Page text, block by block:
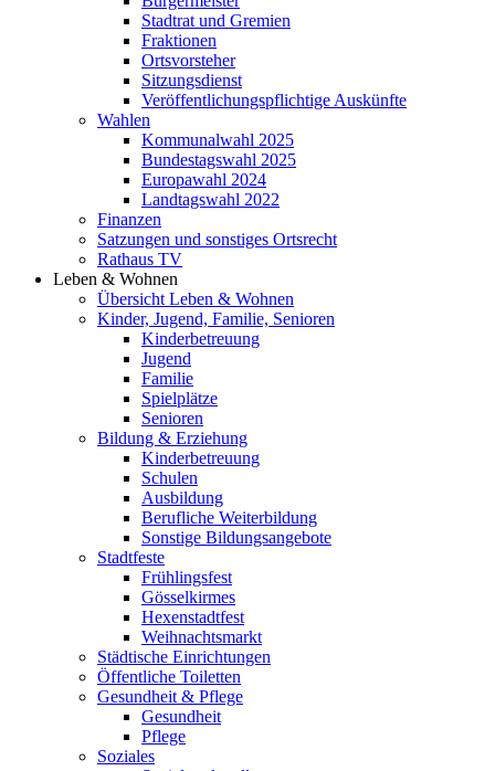
Stadtrat und Gremien
Fraktionen
Ortsvorsteher
Sitzungsdienst
Veröffentlichungspflichtige Auskünfte
Wahlen
Kommunalwahl 2025
Bundestagswahl 2025
Europawahl 2024
Landtagswahl 2022
Finanzen
Satzungen und sonstiges Ortsrecht
Rathaus TV
Leben & Wohnen
Übersicht Leben & Wohnen
Kinder, Jugend, Familie, Senioren
Kinderbetreuung
Jugend
Familie
Spielplätze
Senioren
Bildung & Erziehung
Kinderbetreuung
Schulen
Ausbildung
Berufliche Weiterbildung
Sonstige Bildungsangebote
Stadtfeste
Frühlingsfest
Gösselkirmes
Hexenstadtfest
Weihnachtsmarkt
Städtische Einrichtungen
Öffentliche Toiletten
Gesundheit & Pflege
Gesundheit
Pflege
Soziales